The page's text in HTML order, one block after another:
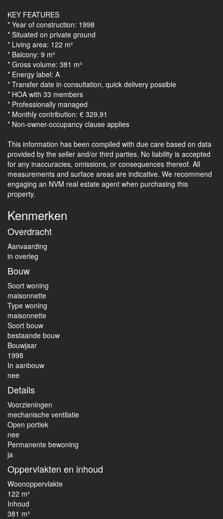
KEY FEATURES
* Year of construction: 1998
* Situated on private ground
* Living area: 122 m²
* Balcony: 9 m²
* Gross volume: 381 m³
* Energy label: A
* Transfer date in consultation, quick delivery possible
* HOA with 33 members
* Professionally managed
* Monthly contribution: € 329,91
* Non-owner-occupancy clause applies
This information has been compiled with due care based on data
provided by the seller and/or third parties. No liability is accepted
for any inaccuracies, omissions, or consequences thereof. All
measurements and surface areas are indicative. We recommend
engaging an NVM real estate agent when purchasing this
property.
Kenmerken
Overdracht
Aanvaarding
in overleg
Bouw
Soort woning
maisonnette
Type woning
maisonnette
Soort bouw
bestaande bouw
Bouwjaar
1998
In aanbouw
nee
Details
Voorzieningen
mechanische ventilatie
Open portiek
nee
Permanente bewoning
ja
Oppervlakten en inhoud
Woonoppervlakte
122 m²
Inhoud
381 m³